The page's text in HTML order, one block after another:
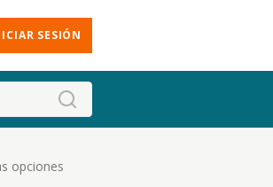
SESIÓN
opciones